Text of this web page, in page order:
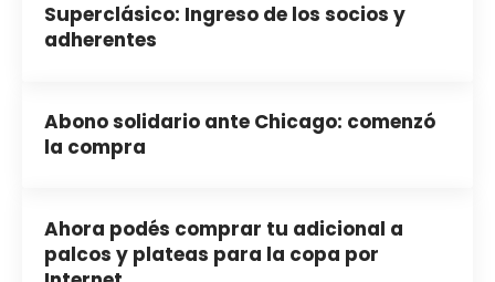
Superclásico: Ingreso de los socios y
adherentes
Abono solidario ante Chicago: comenzó
la compra
Ahora podés comprar tu adicional a
palcos y plateas para la copa por